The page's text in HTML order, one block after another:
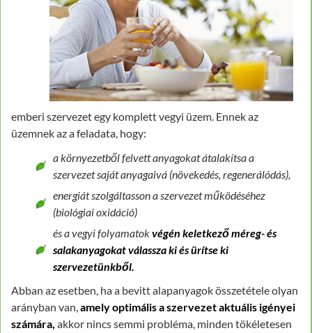
emberi szervezet egy komplett vegyi üzem. Ennek az
üzemnek az a feladata, hogy:
a környezetből felvett anyagokat átalakítsa a
szervezet saját anyagaivá (növekedés, regenerálódás),
energiát szolgáltasson a szervezet működéséhez
(biológiai oxidáció)
és a vegyi folyamatokvégén keletkező méreg- és
salakanyagokat válassza ki és ürítse ki
szervezetünkből.
Abban az esetben, ha a bevitt alapanyagok összetétele olyan
arányban van,amely optimális a szervezet aktuális igényei
számára, akkor nincs semmi probléma, minden tökéletesen